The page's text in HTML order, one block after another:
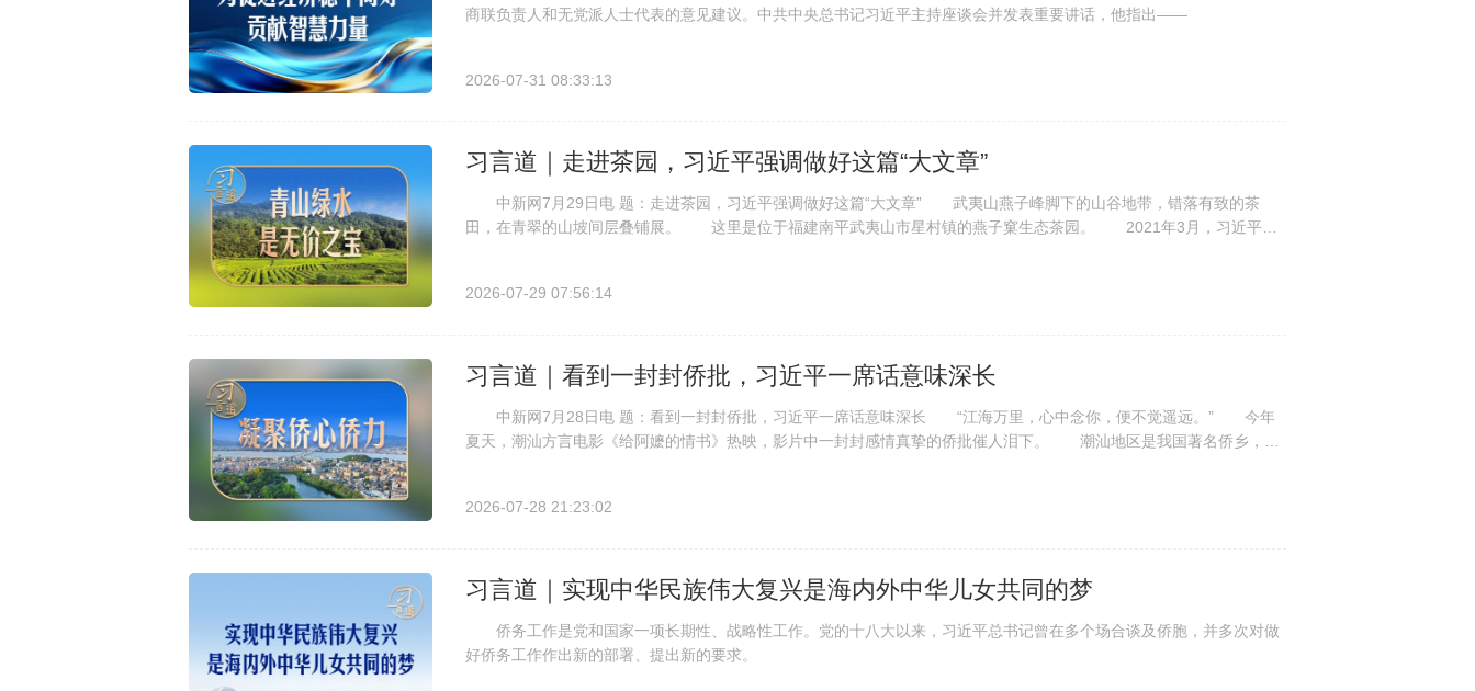
商联负责人和无党派人士代表的意见建议。中共中央总书记习近平主持座谈会并发表重要讲话，他指出——
2026-07-31 08:33:13
习言道｜走进茶园，习近平强调做好这篇“大文章”
中新网7月29日电 题：走进茶园，习近平强调做好这篇“大文章” 武夷山燕子峰脚下的山谷地带，错落有致的茶
田，在青翠的山坡间层叠铺展。 这里是位于福建南平武夷山市星村镇的燕子窠生态茶园。 2021年3月，习近平总
2026-07-29 07:56:14
习言道｜看到一封封侨批，习近平一席话意味深长
中新网7月28日电 题：看到一封封侨批，习近平一席话意味深长 “江海万里，心中念你，便不觉遥远。” 今年
夏天，潮汕方言电影《给阿嬷的情书》热映，影片中一封封感情真挚的侨批催人泪下。 潮汕地区是我国著名侨乡，坊
2026-07-28 21:23:02
习言道｜实现中华民族伟大复兴是海内外中华儿女共同的梦
侨务工作是党和国家一项长期性、战略性工作。党的十八大以来，习近平总书记曾在多个场合谈及侨胞，并多次对做
好侨务工作作出新的部署、提出新的要求。